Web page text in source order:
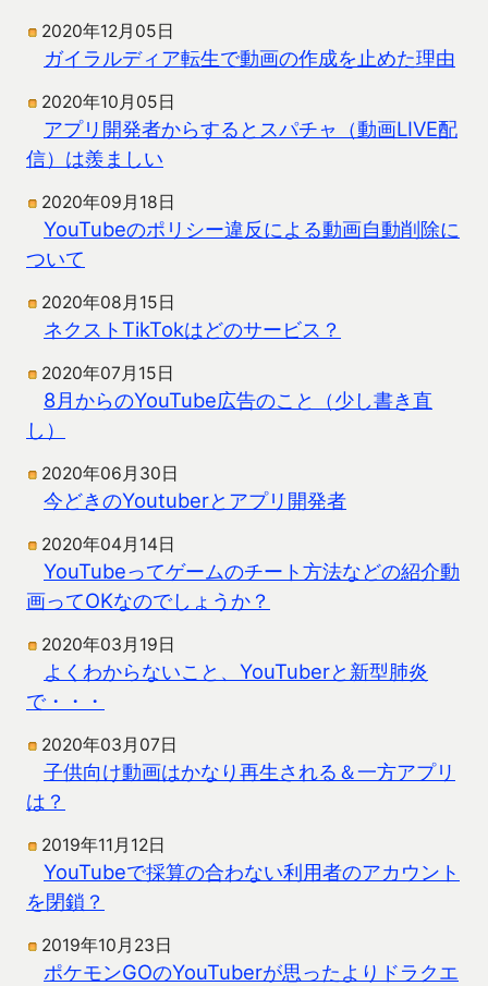
2020年12月05日
ガイラルディア転生で動画の作成を止めた理由
2020年10月05日
アプリ開発者からするとスパチャ（動画LIVE配
信）は羨ましい
2020年09月18日
YouTubeのポリシー違反による動画自動削除に
ついて
2020年08月15日
ネクストTikTokはどのサービス？
2020年07月15日
8月からのYouTube広告のこと（少し書き直
し）
2020年06月30日
今どきのYoutuberとアプリ開発者
2020年04月14日
YouTubeってゲームのチート方法などの紹介動
画ってOKなのでしょうか？
2020年03月19日
よくわからないこと、YouTuberと新型肺炎
で・・・
2020年03月07日
子供向け動画はかなり再生される＆一方アプリ
は？
2019年11月12日
YouTubeで採算の合わない利用者のアカウント
を閉鎖？
2019年10月23日
ポケモンGOのYouTuberが思ったよりドラクエ